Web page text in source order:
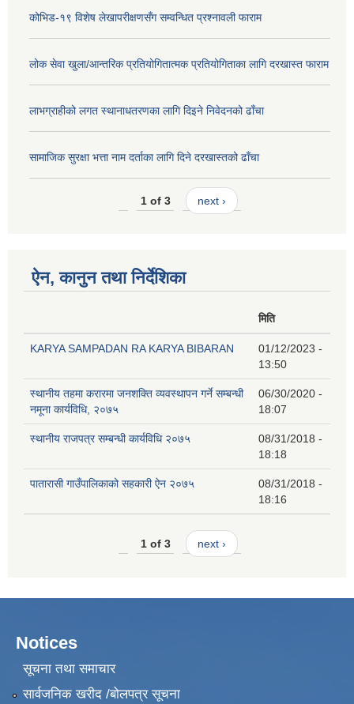
कोभिड-१९ विशेष लेखापरीक्षणसँग सम्वन्धित प्रश्नावली फाराम
लोक सेवा खुला/आन्तरिक प्रतियोगितात्मक प्रतियोगिताका लागि दरखास्त फाराम
लाभग्राहीको लगत स्थानाधतरणका लागि दिइने निवेदनको ढाँचा
सामाजिक सुरक्षा भत्ता नाम दर्ताका लागि दिने दरखास्तको ढाँचा
1 of 3 next ›
ऐन, कानुन तथा निर्देशिका
मिति
KARYA SAMPADAN RA KARYA BIBARAN
01/12/2023 -
13:50
स्थानीय तहमा करारमा जनशक्ति व्यवस्थापन गर्ने सम्बन्धी
नमूना कार्यविधि, २०७५
06/30/2020 -
18:07
स्थानीय राजपत्र सम्बन्धी कार्यविधि २०७५
08/31/2018 -
18:18
पातारासी गाउँपालिकाको सहकारी ऐन २०७५
08/31/2018 -
18:16
1 of 3 next ›
Notices
सूचना तथा समाचार
सार्वजनिक खरीद /बोलपत्र सूचना